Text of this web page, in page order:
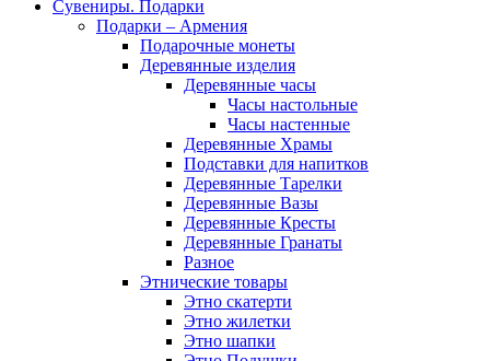
Сувениры. Подарки
Подарки – Армения
Подарочные монеты
Деревянные изделия
Деревянные часы
Часы настольные
Часы настенные
Деревянные Храмы
Подставки для напитков
Деревянные Тарелки
Деревянные Вазы
Деревянные Кресты
Деревянные Гранаты
Разное
Этнические товары
Этно скатерти
Этно жилетки
Этно шапки